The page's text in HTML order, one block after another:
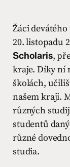
Žáci
20. listopadu
Scholaris,
kraje. Díky ní
školách,
našem kraji.
různých
studentů
různé
studia.